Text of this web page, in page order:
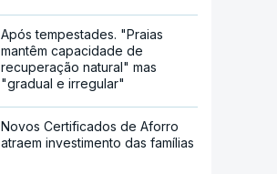
Após tempestades. "Praias
mantêm capacidade de
recuperação natural" mas
"gradual e irregular"
Novos Certificados de Aforro
atraem investimento das famílias